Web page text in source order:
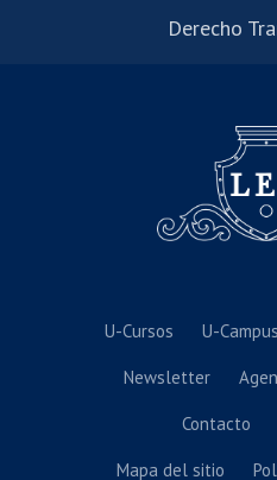
Derecho
U-Cursos U-Campus
Newsletter
Contacto
Mapa del sitio